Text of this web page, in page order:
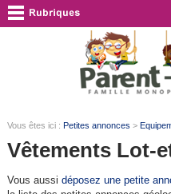
Vous êtes ici : Petites annonces >
Vêtements Lot-
Vous aussi déposez une petite